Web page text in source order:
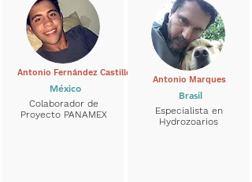
México
Antonio Fernández Castillo
Colaborador de
Proyecto PANAMEX
Brasil
Antonio Marques
Especialista en
Hydrozoarios